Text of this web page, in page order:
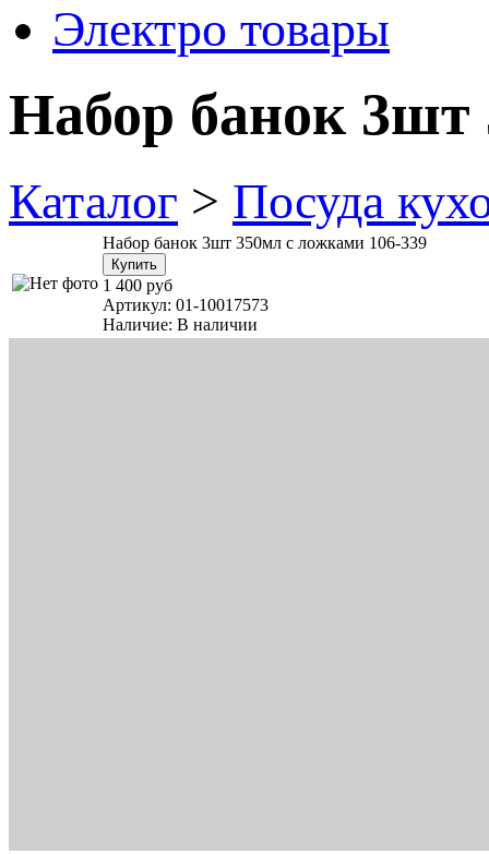
Электро товары
Набор банок 3шт
Каталог > Посуда
Набор банок 3шт 350мл с ложками 106-339
1 400 руб
Артикул: 01-10017573
Наличие: В наличии